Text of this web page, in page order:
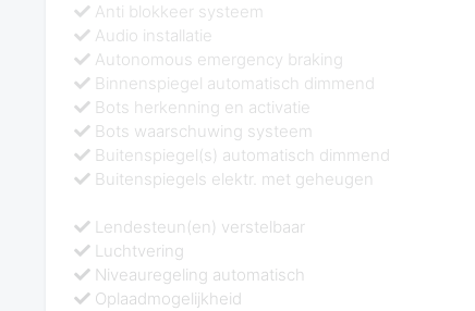
Anti blokkeer systeem
Audio installatie
Autonomous emergency braking
Binnenspiegel automatisch dimmend
Bots herkenning en activatie
Bots waarschuwing systeem
Buitenspiegel(s) automatisch dimmend
Buitenspiegels elektr. met geheugen
Lendesteun(en) verstelbaar
Luchtvering
Niveauregeling automatisch
Oplaadmogelijkheid